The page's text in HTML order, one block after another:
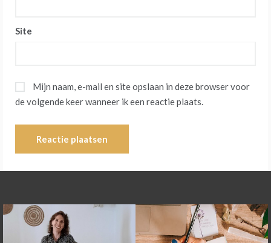
Site
Mijn naam, e-mail en site opslaan in deze browser voor
de volgende keer wanneer ik een reactie plaats.